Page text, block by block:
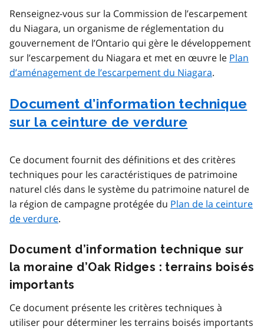
Renseignez-vous sur la Commission de l’escarpement
du Niagara, un organisme de réglementation du
gouvernement de l’Ontario qui gère le développement
sur l’escarpement du Niagara et met en œuvre le Plan
d’aménagement de l’escarpement du Niagara.
Document d’information technique
sur la ceinture de verdure
Ce document fournit des définitions et des critères
techniques pour les caractéristiques de patrimoine
naturel clés dans le système du patrimoine naturel de
la région de campagne protégée du Plan de la ceinture
de verdure.
Document d’information technique sur
la moraine d’Oak Ridges : terrains boisés
importants
Ce document présente les critères techniques à
utiliser pour déterminer les terrains boisés importants